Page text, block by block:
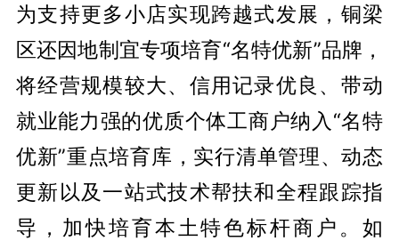
为支持更多小店实现跨越式发展，铜梁
区还因地制宜专项培育“名特优新”品牌，
将经营规模较大、信用记录优良、带动
就业能力强的优质个体工商户纳入“名特
优新”重点培育库，实行清单管理、动态
更新以及一站式技术帮扶和全程跟踪指
导，加快培育本土特色标杆商户。如